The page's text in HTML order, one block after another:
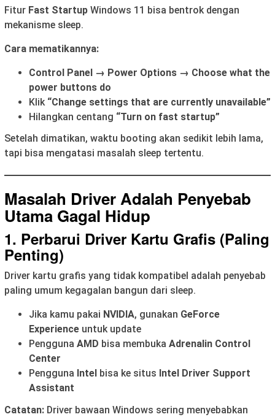
Fitur Fast Startup Windows 11 bisa bentrok dengan
mekanisme sleep.
Cara mematikannya:
Control Panel → Power Options → Choose what the
power buttons do
Klik “Change settings that are currently unavailable”
Hilangkan centang “Turn on fast startup”
Setelah dimatikan, waktu booting akan sedikit lebih lama,
tapi bisa mengatasi masalah sleep tertentu.
Masalah Driver Adalah Penyebab
Utama Gagal Hidup
1. Perbarui Driver Kartu Grafis (Paling
Penting)
Driver kartu grafis yang tidak kompatibel adalah penyebab
paling umum kegagalan bangun dari sleep.
Jika kamu pakai NVIDIA, gunakan GeForce
Experience untuk update
Pengguna AMD bisa membuka Adrenalin Control
Center
Pengguna Intel bisa ke situs Intel Driver Support
Assistant
Catatan: Driver bawaan Windows sering menyebabkan